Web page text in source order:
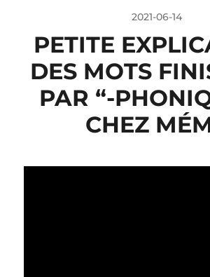
2021-06-14
PETITE
DES MOTS
PAR “-
CHEZ